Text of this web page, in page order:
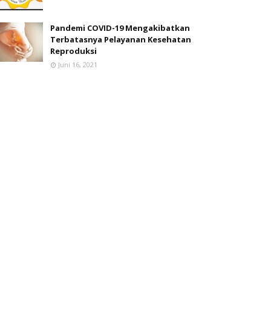
Pandemi COVID-19 Mengakibatkan
Terbatasnya Pelayanan Kesehatan
Reproduksi
Juni 16, 2021